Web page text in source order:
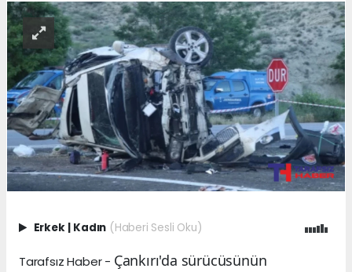
Erkek | Kadın (Haberi Sesli Oku)
Tarafsız Haber - Çankırı'da sürücüsünün